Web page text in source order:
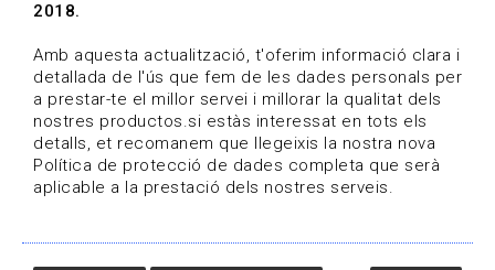
2018.
Amb aquesta actualització, t'oferim informació clara i
detallada de l'ús que fem de les dades personals per
a prestar-te el millor servei i millorar la qualitat dels
nostres productos.si estàs interessat en tots els
detalls, et recomanem que llegeixis la nostra nova
Política de protecció de dades completa que serà
aplicable a la prestació dels nostres serveis.